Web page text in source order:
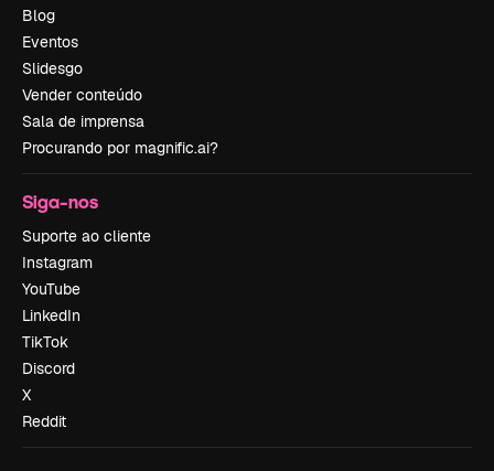
Blog
Eventos
Slidesgo
Vender conteúdo
Sala de imprensa
Procurando por magnific.ai?
Siga-nos
Suporte ao cliente
Instagram
YouTube
LinkedIn
TikTok
Discord
X
Reddit